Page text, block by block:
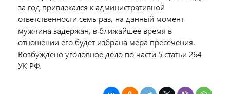
за год привлекался к административной
ответственности семь раз, на данный момент
мужчина задержан, в ближайшее время в
отношении его будет избрана мера пресечения.
Возбуждено уголовное дело по части 5 статьи 264
УК РФ.